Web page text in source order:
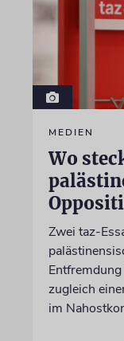
MEDIEN
Wo
Zwei taz-
zugleich
im